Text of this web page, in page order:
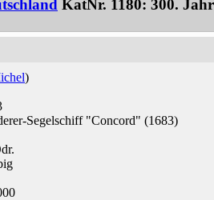
KatNr. 1180: 300.
)
Segelschiff "Concord" (1683)